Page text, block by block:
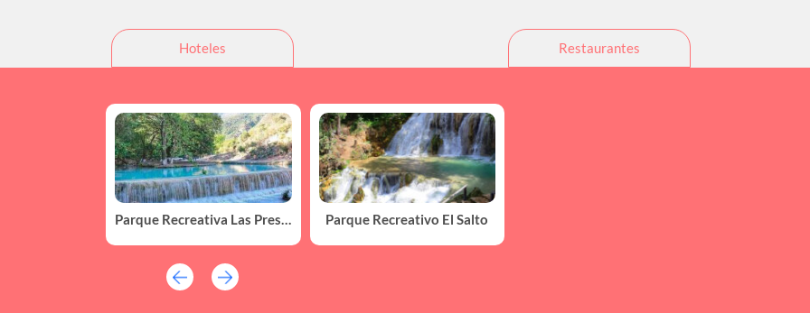
Hoteles Restaurantes
Parque Recreativo El Salto